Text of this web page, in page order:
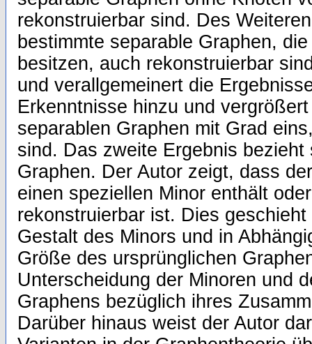
rekonstruierbar sind. Des
bestimmte separable Graphen,
besitzen, auch rekonstruierbar
und verallgemeinert die
Erkenntnisse hinzu und
separablen Graphen mit Grad
sind. Das zweite Ergebnis bezieht
Graphen. Der Autor zeigt, dass
einen speziellen Minor enthält
rekonstruierbar ist. Dies
Gestalt des Minors und in
Größe des ursprünglichen
Unterscheidung der Minoren und
Graphens bezüglich ihres
Darüber hinaus weist der Autor